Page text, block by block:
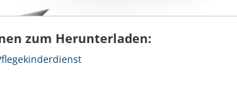
zum Herunterladen: